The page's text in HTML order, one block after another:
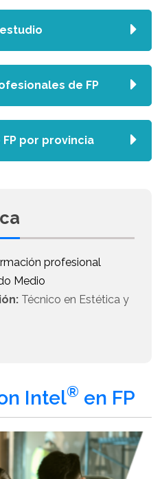
profesional
Medio
Técnico en Estética y
Intel® en FP
de FP
por provincia